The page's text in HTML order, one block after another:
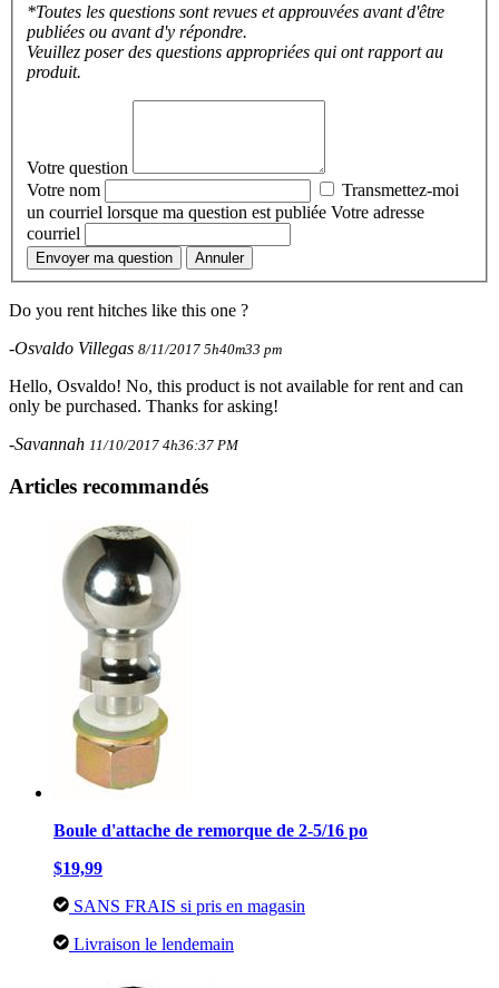
*Toutes les questions sont revues et approuvées avant d'être
publiées ou avant d'y répondre.
Veuillez poser des questions appropriées qui ont rapport au
produit.
Votre question
Votre nom
Transmettez-moi
un courriel lorsque ma question est publiée Votre adresse
courriel
Envoyer ma question Annuler
Do you rent hitches like this one ?
-Osvaldo Villegas 8/11/2017 5h40m33 pm
Hello, Osvaldo! No, this product is not available for rent and can
only be purchased. Thanks for asking!
-Savannah 11/10/2017 4h36:37 PM
Articles recommandés
Boule d'attache de remorque de 2-5/16 po
$19,99
SANS FRAIS si pris en magasin
Livraison le lendemain